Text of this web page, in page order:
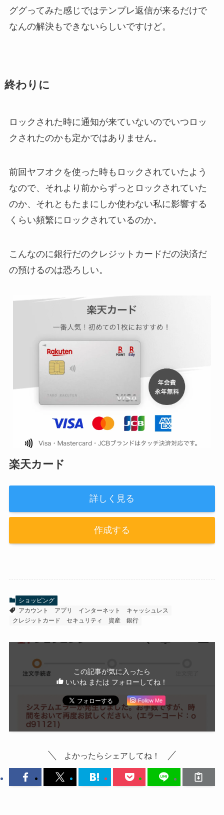
ググってみた感じではテンプレ返信が来るだけで
なんの解決もできないらしいですけど。
終わりに
ロックされた時に通知が来ていないのでいつロッ
クされたのかも定かではありません。
前回ヤフオクを使った時もロックされていたよう
なので、それより前からずっとロックされていた
のか、それともたまにしか使わない私に影響する
くらい頻繁にロックされているのか。
こんなのに銀行だのクレジットカードだの決済だ
の預けるのは恐ろしい。
楽天カード
詳しく見る
作成する
ショッピング
アカウント
アプリ インターネット
キャッシュレス
クレジットカード
セキュリティ 資産 銀行
この記事が気に入ったら
いいね または フォローしてね！
Follow Me
よかったらシェアしてね！